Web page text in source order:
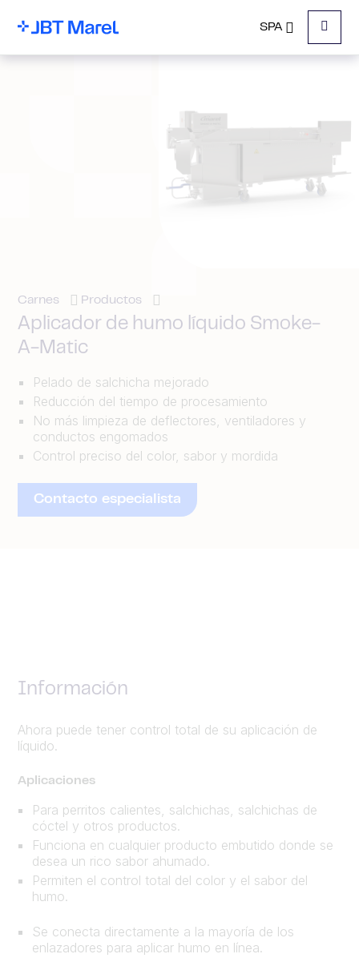
SPA
Menu
Carnes Productos
Aplicador de humo líquido Smoke-
A-Matic
Pelado de salchicha mejorado
Reducción del tiempo de procesamiento
No más limpieza de deflectores, ventiladores y
conductos engomados
Control preciso del color, sabor y mordida
Contacto especialista
Información
Ahora puede tener control total de su aplicación de
líquido.
Aplicaciones
Para perritos calientes, salchichas, salchichas de
cóctel y otros productos.
Funciona en cualquier producto embutido donde se
desea un rico sabor ahumado.
Permiten el control total del color y el sabor del
humo.
Se conecta directamente a la mayoría de los
enlazadores para aplicar humo en línea.